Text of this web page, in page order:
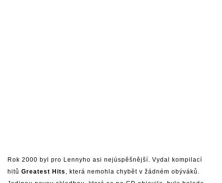
Rok 2000 byl pro Lennyho asi nejúspěšnější. Vydal kompilací
hitů Greatest Hits , která nemohla chybět v žádném obýváků.